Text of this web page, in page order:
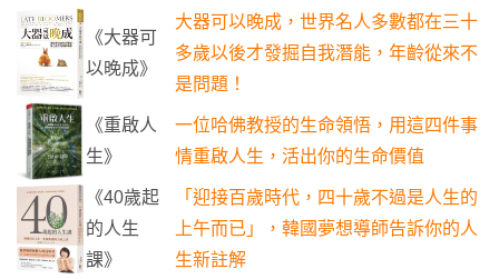
《大器可
以晚成》
大器可以晚成，世界名人多數都在三十
多歲以後才發掘自我潛能，年齡從來不
是問題！
《重啟人
生》
一位哈佛教授的生命領悟，用這四件事
情重啟人生，活出你的生命價值
《40歲起
的人生
課》
「迎接百歲時代，四十歲不過是人生的
上午而已」，韓國夢想導師告訴你的人
生新註解